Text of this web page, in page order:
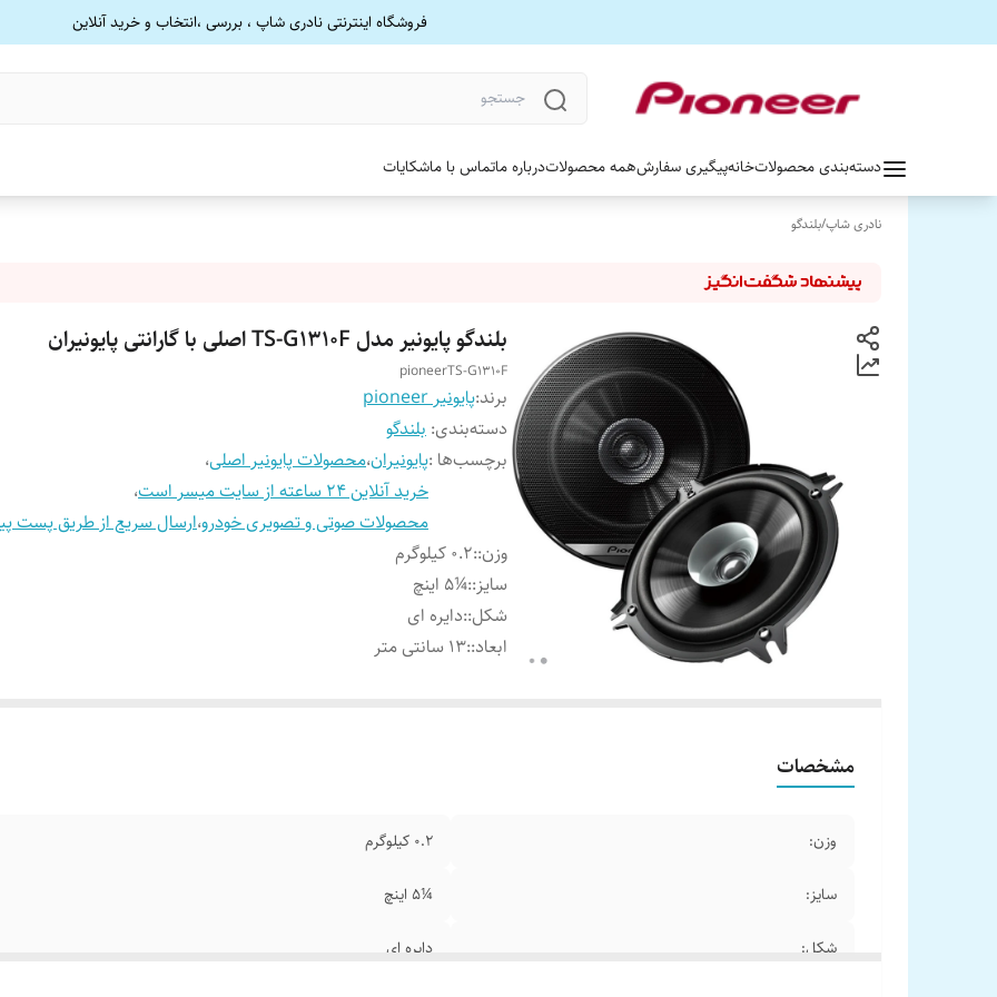
فروشگاه اینترنتی نادری شاپ ، بررسی ،انتخاب و خرید آنلاین
دسته‌بندی محصولاتخانهپیگیری سفارشهمه محصولاتدرباره ماتماس با ماشکایات
نادری شاپ/بلندگو
بلندگو پایونیر مدل TS-G1310F اصلی با گارانتی پایونیران
pioneerTS-G1310F
برند:پایونیر pioneer
دسته‌بندی: بلندگو
برچسب‌ها :پایونیران،محصولات پایونیر اصلی،
خرید آنلاین 24 ساعته از سایت میسر است
،
محصولات صوتی و تصویری خودرو،ارسال سریع از طریق پست
وزن::0.2 کیلوگرم
سایز::¼5 اینچ
شکل::دایره ای
ابعاد::13 سانتی متر
مشخصات
وزن: 0.2 کیلوگرم
سایز: ¼5 اینچ
شکل: دایره ای